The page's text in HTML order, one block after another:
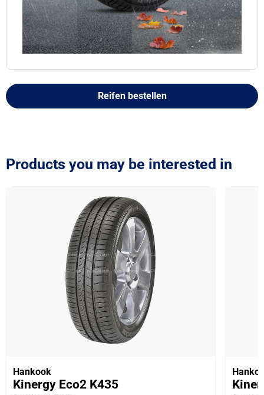
Reifen bestellen
Products you may be interested in
Hankook
Kinergy Eco2 K435